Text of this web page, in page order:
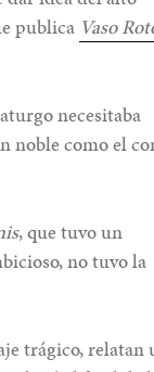
publica Vaso
necesitaba
noble como el
, que tuvo un
no tuvo la
trágico, relatan